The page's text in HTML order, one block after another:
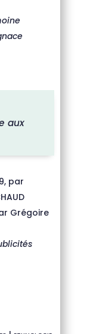
aux
par
Grégoire